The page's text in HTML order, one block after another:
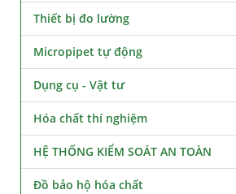
Thiết bị đo lường
Micropipet tự động
Dụng cụ - Vật tư
Hóa chất thí nghiệm
HỆ THỐNG KIỂM SOÁT AN TOÀN
Đồ bảo hộ hóa chất